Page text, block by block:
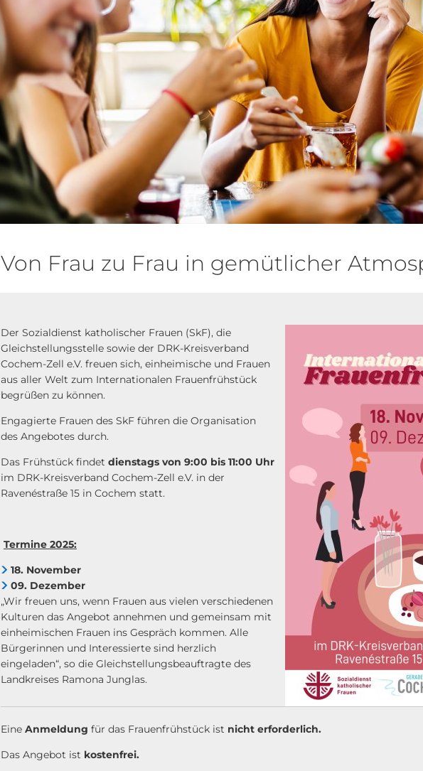
Von Frau zu Frau in gemütlicher
Der Sozialdienst katholischer Frauen (SkF), die
Gleichstellungsstelle sowie der DRK-Kreisverband
Cochem-Zell e.V. freuen sich, einheimische und Frauen
aus aller Welt zum Internationalen Frauenfrühstück
begrüßen zu können.
Engagierte Frauen des SkF führen die Organisation
des Angebotes durch.
Das Frühstück findet dienstags von 9:00 bis 11:00 Uhr
im DRK-Kreisverband Cochem-Zell e.V. in der
Ravenéstraße 15 in Cochem statt.
Termine 2025:
18. November
09. Dezember
„Wir freuen uns, wenn Frauen aus vielen verschiedenen
Kulturen das Angebot annehmen und gemeinsam mit
einheimischen Frauen ins Gespräch kommen. Alle
Bürgerinnen und Interessierte sind herzlich
eingeladen“, so die Gleichstellungsbeauftragte des
Landkreises Ramona Junglas.
Eine Anmeldung für das Frauenfrühstück ist nicht erforderlich.
Das Angebot ist kostenfrei.